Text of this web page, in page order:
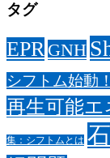
タグ
EPR GNH
シフトム始動！
再生可能エ
集：シフトムとは